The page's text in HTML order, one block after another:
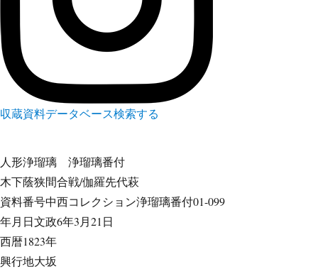
収蔵資料データベース検索する
人形浄瑠璃 浄瑠璃番付
木下蔭狭間合戦/伽羅先代萩
資料番号中西コレクション浄瑠璃番付01-099
年月日文政6年3月21日
西暦1823年
興行地大坂